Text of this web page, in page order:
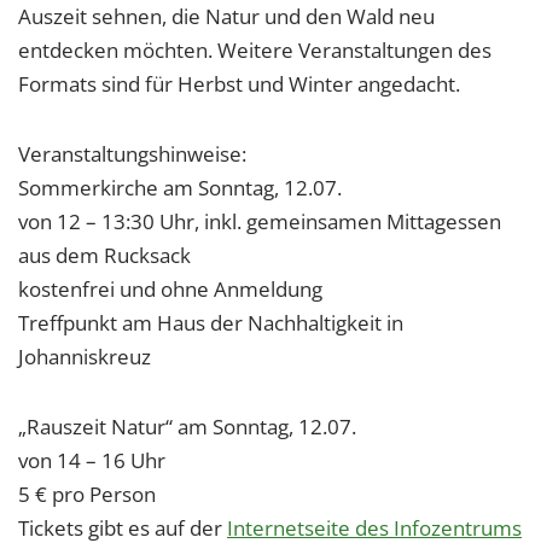
Auszeit sehnen, die Natur und den Wald neu
entdecken möchten. Weitere Veranstaltungen des
Formats sind für Herbst und Winter angedacht.
Veranstaltungshinweise:
Sommerkirche am Sonntag, 12.07.
von 12 – 13:30 Uhr, inkl. gemeinsamen Mittagessen
aus dem Rucksack
kostenfrei und ohne Anmeldung
Treffpunkt am Haus der Nachhaltigkeit in
Johanniskreuz
„Rauszeit Natur“ am Sonntag, 12.07.
von 14 – 16 Uhr
5 € pro Person
Tickets gibt es auf der Internetseite des Infozentrums